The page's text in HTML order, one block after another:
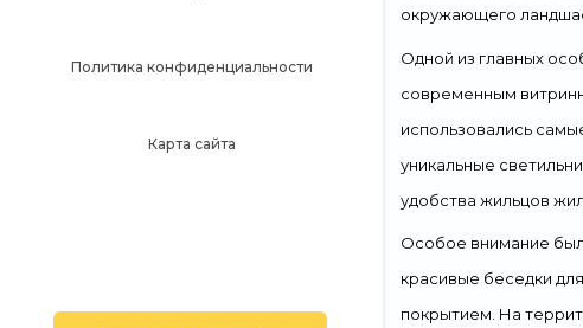
Политика конфиденциальности
Карта сайта
окружающего
Одной из главных
современным
использовались
уникальные
удобства жильцов
Особое внимание
красивые беседки
покрытием. На